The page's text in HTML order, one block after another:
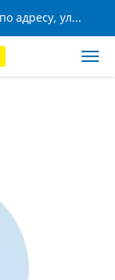
Будем рады вас видеть в новом филиале по адресу, ул. Кижеватова, 8!